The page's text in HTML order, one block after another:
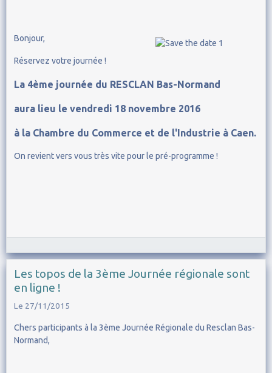
Bonjour,
Réservez votre journée !
La 4ème journée du RESCLAN Bas-Normand
aura lieu le vendredi 18 novembre 2016
à la Chambre du Commerce et de l'Industrie à Caen.
On revient vers vous très vite pour le pré-programme !
Les topos de la 3ème Journée régionale sont
en ligne !
Le 27/11/2015
Chers participants à la 3ème Journée Régionale du Resclan Bas-
Normand,